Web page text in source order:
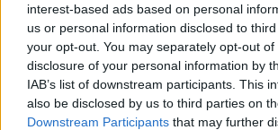
interest-based ads based on personal
us or personal information disclosed to
your opt-out. You may separately opt-out
disclosure of your personal information by
IAB’s list of downstream participants. This
also be disclosed by us to third parties on
Downstream Participants that may further
29.01.2023 14:55